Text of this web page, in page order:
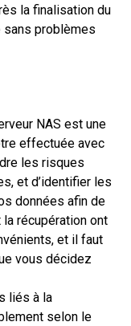
la finalisation du
sans problèmes
NAS est une
effectuée avec
les risques
et d’identifier les
données afin de
récupération ont
et il faut
vous décidez
liés à la
selon le